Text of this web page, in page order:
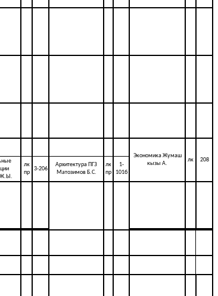
Экономика Жумаш
кызы А.
лк 208
Ж.Ы.
лк
пр
3-206
Архитектура ПГЗ
Матозимов Б.С.
лк
пр
1-
101б